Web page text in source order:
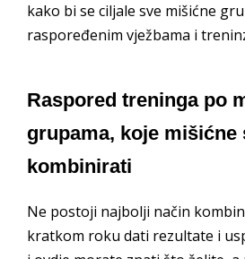
kako bi se ciljale sve mišićne
raspoređenim vježbama i
Raspored treninga po
grupama, koje mišićne
kombinirati
Ne postoji najbolji način
kratkom roku dati rezultate i